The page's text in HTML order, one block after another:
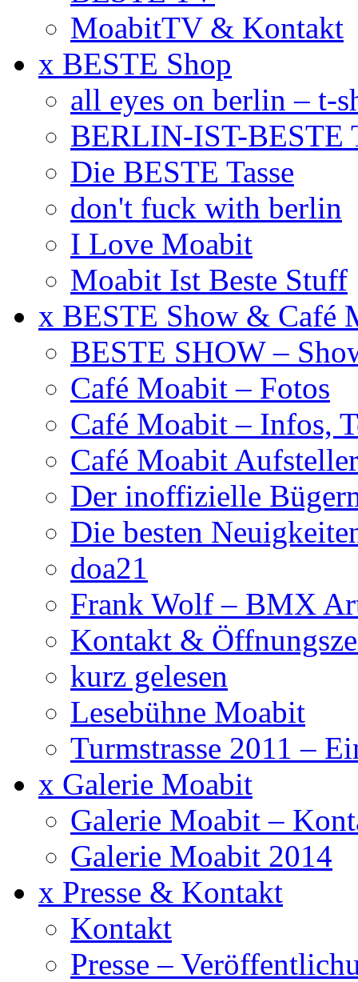
MoabitTV & Kontakt
x BESTE Shop
all eyes on berlin – t-
BERLIN-IST-BESTE
Die BESTE Tasse
don't fuck with berlin
I Love Moabit
Moabit Ist Beste Stuff
x BESTE Show & Café
BESTE SHOW –
Café Moabit – Fotos
Café Moabit – Infos,
Café Moabit Aufsteller
Der inoffizielle
Die besten
doa21
Frank Wolf – BMX
Kontakt &
kurz gelesen
Lesebühne Moabit
Turmstrasse 2011 –
x Galerie Moabit
Galerie Moabit –
Galerie Moabit 2014
x Presse & Kontakt
Kontakt
Presse –